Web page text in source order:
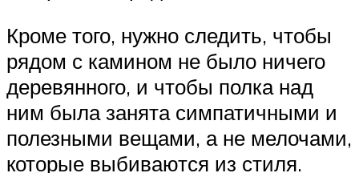
Кроме того, нужно следить, чтобы
рядом с камином не было ничего
деревянного, и чтобы полка над
ним была занята симпатичными и
полезными вещами, а не мелочами,
которые выбиваются из стиля.